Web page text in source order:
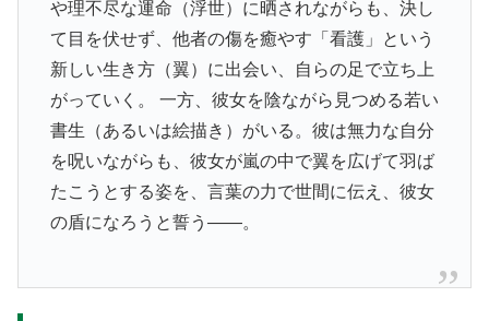
や理不尽な運命（浮世）に晒されながらも、決し
て目を伏せず、他者の傷を癒やす「看護」という
新しい生き方（翼）に出会い、自らの足で立ち上
がっていく。 一方、彼女を陰ながら見つめる若い
書生（あるいは絵描き）がいる。彼は無力な自分
を呪いながらも、彼女が嵐の中で翼を広げて羽ば
たこうとする姿を、言葉の力で世間に伝え、彼女
の盾になろうと誓う——。